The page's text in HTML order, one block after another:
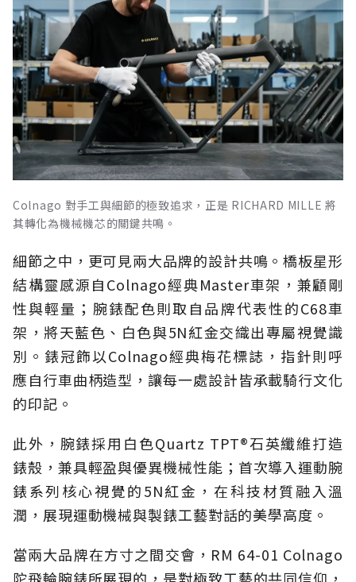
Colnago 對手工與細節的極致追求，正是 RICHARD MILLE 將
其轉化為機械機芯的關鍵共鳴。
細節之中，更可見兩大品牌的設計共鳴。橋板星形
結構靈感源自Colnago經典Master車架，兼顧剛
性與輕量；腕錶配色則取自品牌代表性的C68車
架，將天藍色、白色與5N紅金交織出專屬視覺識
別。錶冠飾以Colnago經典梅花標誌，指針則呼
應自行車曲柄造型，讓每一處設計皆承載騎行文化
的印記。
此外，腕錶採用白色Quartz TPT®石英纖維打造
錶殼，兼具輕盈與優異機械性能；首次導入運動腕
錶系列核心視覺的5N紅金，在科技材質融入溫
潤，展現運動機械與製錶工藝對話的美學高度。
當兩大品牌在方寸之間交會，RM 64-01 Colnago